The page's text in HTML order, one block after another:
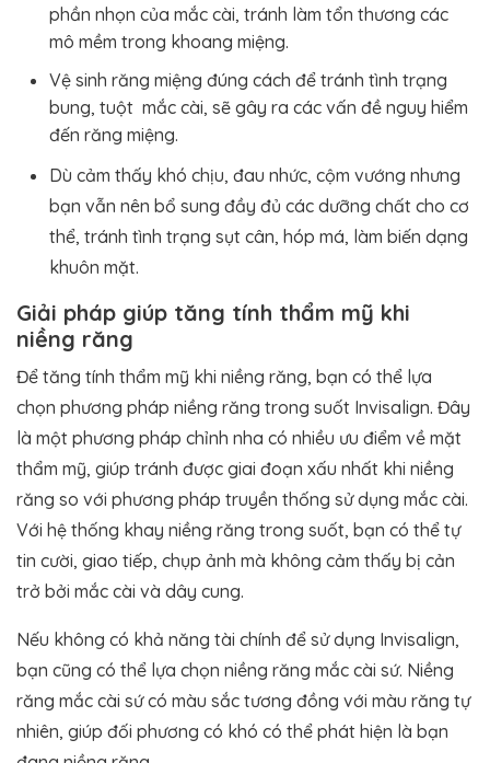
phần nhọn của mắc cài, tránh làm tổn thương các
mô mềm trong khoang miệng.
Vệ sinh răng miệng đúng cách để tránh tình trạng
bung, tuột mắc cài, sẽ gây ra các vấn đề nguy hiểm
đến răng miệng.
Dù cảm thấy khó chịu, đau nhức, cộm vướng nhưng
bạn vẫn nên bổ sung đầy đủ các dưỡng chất cho cơ
thể, tránh tình trạng sụt cân, hóp má, làm biến dạng
khuôn mặt.
Giải pháp giúp tăng tính thẩm mỹ khi
niềng răng
Để tăng tính thẩm mỹ khi niềng răng, bạn có thể lựa
chọn phương pháp niềng răng trong suốt Invisalign. Đây
là một phương pháp chỉnh nha có nhiều ưu điểm về mặt
thẩm mỹ, giúp tránh được giai đoạn xấu nhất khi niềng
răng so với phương pháp truyền thống sử dụng mắc cài.
Với hệ thống khay niềng răng trong suốt, bạn có thể tự
tin cười, giao tiếp, chụp ảnh mà không cảm thấy bị cản
trở bởi mắc cài và dây cung.
Nếu không có khả năng tài chính để sử dụng Invisalign,
bạn cũng có thể lựa chọn niềng răng mắc cài sứ. Niềng
răng mắc cài sứ có màu sắc tương đồng với màu răng tự
nhiên, giúp đối phương có khó có thể phát hiện là bạn